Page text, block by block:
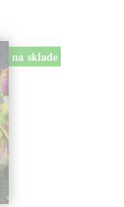
na sklade